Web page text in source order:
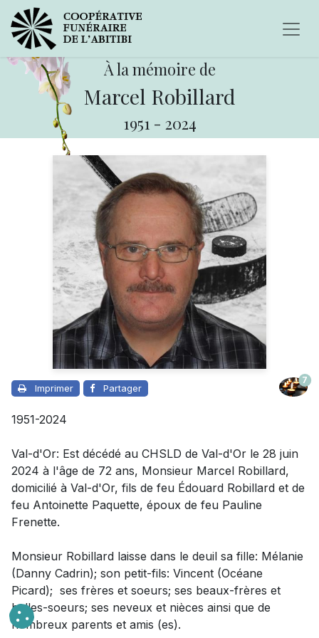
À la mémoire de
Marcel Robillard
1951 - 2024
Imprimer Partager
7
1951-2024
Val-d'Or: Est décédé au CHSLD de Val-d'Or le 28 juin
2024 à l'âge de 72 ans, Monsieur Marcel Robillard,
domicilié à Val-d'Or, fils de feu Édouard Robillard et de
feu Antoinette Paquette, époux de feu Pauline
Frenette.
Monsieur Robillard laisse dans le deuil sa fille: Mélanie
(Danny Cadrin); son petit-fils: Vincent (Océane
Picard); ses frères et soeurs; ses beaux-frères et
belles-soeurs; ses neveux et nièces ainsi que de
nombreux parents et amis (es).